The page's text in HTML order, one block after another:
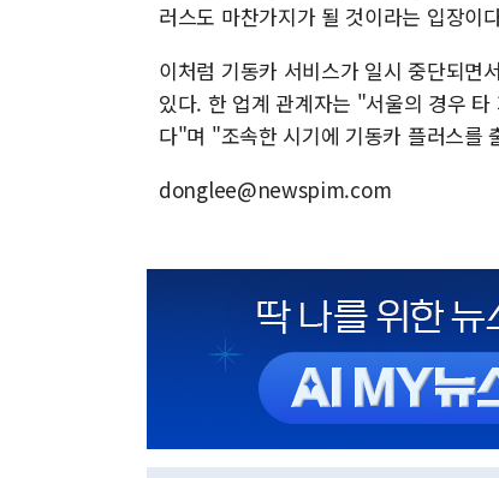
러스도 마찬가지가 될 것이라는 입장이
이처럼 기동카 서비스가 일시 중단되면
있다. 한 업계 관계자는 "서울의 경우
다"며 "조속한 시기에 기동카 플러스를
donglee@newspim.com